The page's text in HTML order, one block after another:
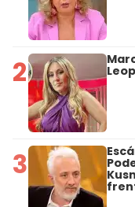
2
3